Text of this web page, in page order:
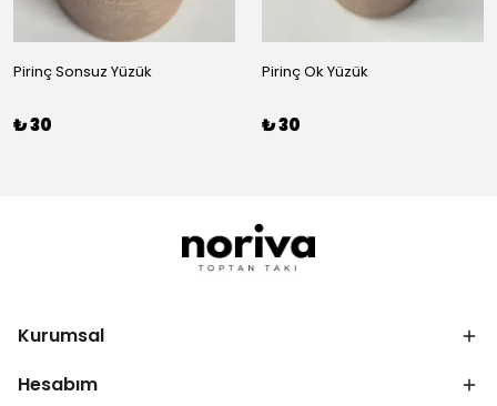
Pirinç Sonsuz Yüzük
₺ 30
Pirinç Ok Yüzük
₺ 30
Kurumsal
Hesabım